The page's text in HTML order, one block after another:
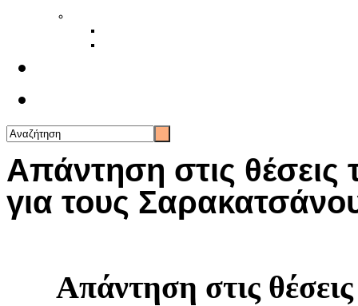
Απάντηση στις
για τους
Απάντηση στις